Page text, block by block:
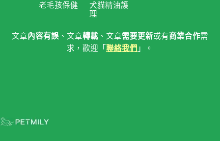
老毛孩保健
犬貓精油護
理
文章內容有誤 、文章轉載 、文章需要更新或有商業合作需
求，歡迎「 聯絡我們 」。